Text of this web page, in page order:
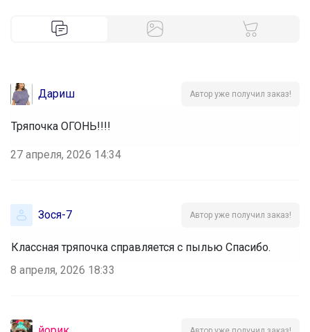
Дариш Автор уже получил заказ!
Тряпочка ОГОНЬ!!!!
27 апреля, 2026 14:34
Зося-7 Автор уже получил заказ!
Классная тряпочка справляется с пылью Спасибо.
8 апреля, 2026 18:33